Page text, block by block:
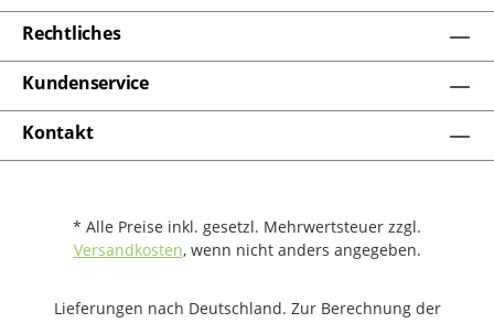
Rechtliches
Kundenservice
Kontakt
* Alle Preise inkl. gesetzl. Mehrwertsteuer zzgl.
Versandkosten, wenn nicht anders angegeben.
Lieferungen nach Deutschland. Zur Berechnung der